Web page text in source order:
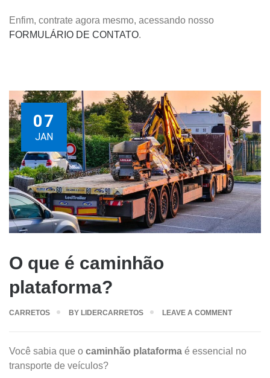
Enfim, contrate agora mesmo, acessando nosso
FORMULÁRIO DE CONTATO.
07
JAN
O que é caminhão
plataforma?
CARRETOS BY LIDERCARRETOS LEAVE A COMMENT
Você sabia que o caminhão plataforma é essencial no
transporte de veículos?